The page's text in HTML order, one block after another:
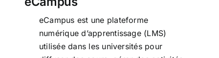
eCampus est une plateforme
numérique d’apprentissage (LMS)
utilisée dans les universités pour